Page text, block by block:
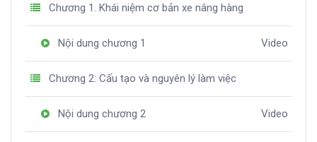
Chương 1. Khái niệm cơ bản xe nâng hàng
Nội dung chương 1 Video
Chương 2: Cấu tạo và nguyên lý làm việc
Nội dung chương 2 Video